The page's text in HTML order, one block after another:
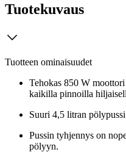
Tuotekuvaus
Tuotteen ominaisuudet
Tehokas 850 W
kaikilla pinnoilla
Suuri 4,5 litran
Pussin tyhjennys on
pölyyn.